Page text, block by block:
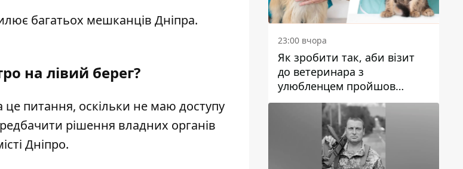
багатьох мешканців Дніпра.
на лівий берег?
це питання, оскільки не маю доступу
рішення владних органів
Дніпро.
23:00 вчора
Як зробити так, аби візит
до ветеринара з
улюбленцем пройшов
спокійно: прості поради